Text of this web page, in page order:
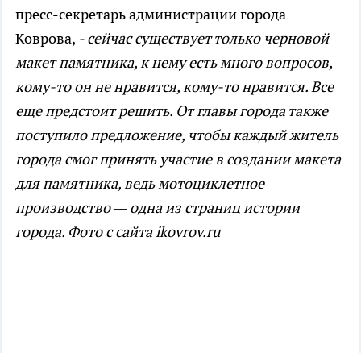
пресс-секретарь администрации города
Коврова, - сейчас существует только черновой
макет памятника, к нему есть много вопросов,
кому-то он не нравится, кому-то нравится. Все
еще предстоит решить. От главы города также
поступило предложение, чтобы каждый житель
города смог принять участие в создании макета
для памятника, ведь мотоциклетное
производство — одна из страниц истории
города. Фото с сайта ikovrov.ru